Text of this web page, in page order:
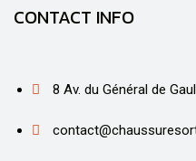
CONTACT INFO
8 Av. du Général de